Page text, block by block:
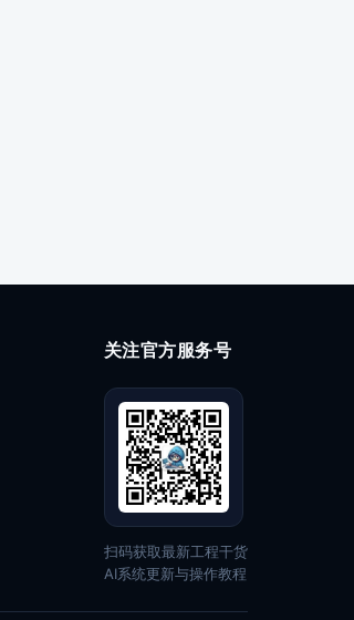
关注官方服务号
扫码获取最新工程干货
AI系统更新与操作教程